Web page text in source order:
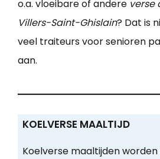
o.a. vloeibare of andere verse
Villers-Saint-Ghislain? Dat is
veel traiteurs voor senioren
aan.
KOELVERSE MAALTIJD
Koelverse maaltijden